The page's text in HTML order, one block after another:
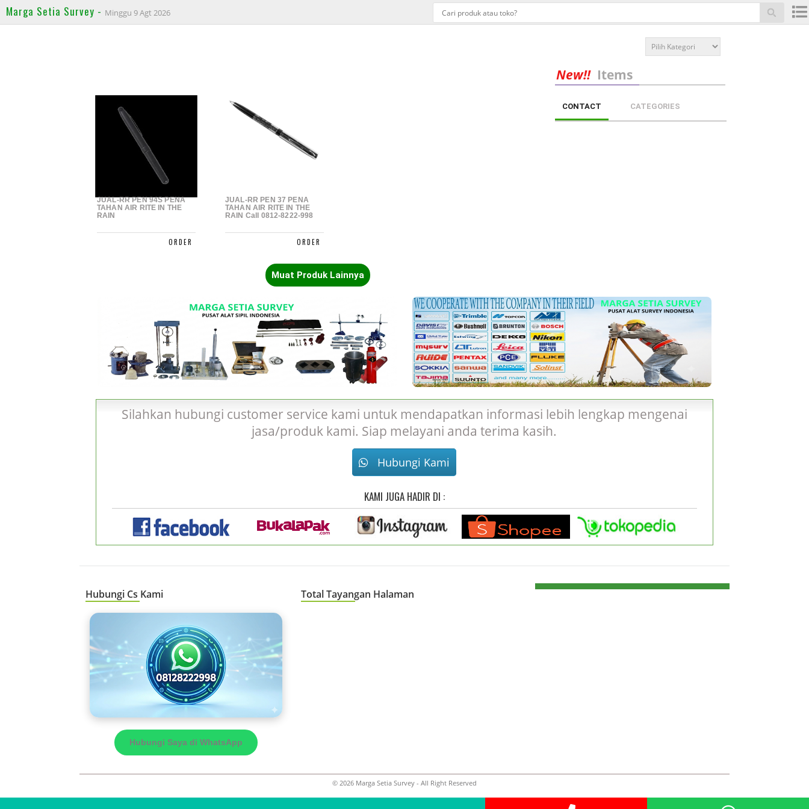
Marga Setia Survey - Minggu 9 Agt 2026
JUAL-RR PEN 94S PENA
TAHAN AIR RITE IN THE
RAIN
JUAL-RR PEN 37 PENA
TAHAN AIR RITE IN THE
RAIN Call 0812-8222-998
Muat Produk Lainnya
New!! Items
CONTACT CATEGORIES
Silahkan hubungi customer service kami untuk mendapatkan informasi lebih lengkap mengenai
jasa/produk kami. Siap melayani anda terima kasih.
Hubungi Kami
KAMI JUGA HADIR DI :
Hubungi Cs Kami
Hubungi Saya di WhatsApp
Total Tayangan Halaman
© 2026 Marga Setia Survey - All Right Reserved